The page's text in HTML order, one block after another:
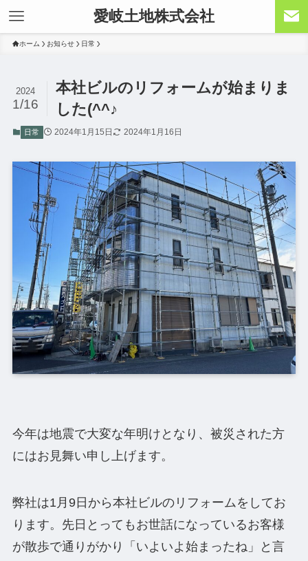
愛岐土地株式会社
ホーム お知らせ 日常
本社ビルのリフォームが始まりま
した(^^♪
2024
1/16
日常 2024年1月15日 2024年1月16日
今年は地震で大変な年明けとなり、被災された方
にはお見舞い申し上げます。
弊社は1月9日から本社ビルのリフォームをしてお
ります。先日とってもお世話になっているお客様
が散歩で通りがかり「いよいよ始まったね」と言